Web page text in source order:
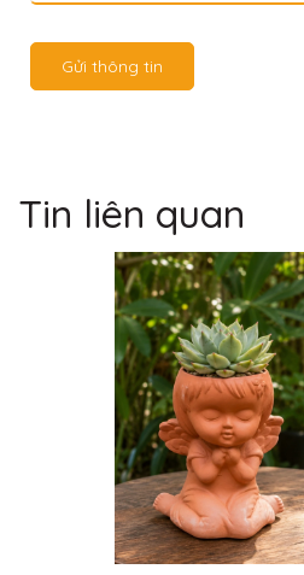
Gửi thông tin
Tin liên quan